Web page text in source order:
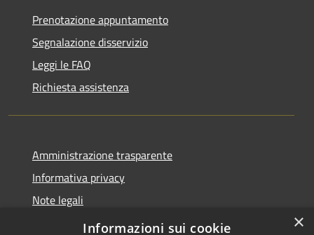
Prenotazione appuntamento
Segnalazione disservizio
Leggi le FAQ
Richiesta assistenza
Amministrazione trasparente
Informativa privacy
Note legali
Dichiarazione di accessibilità
×
Informazioni sui cookie